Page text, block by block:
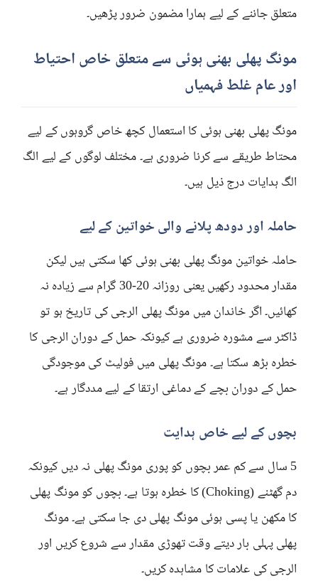
متعلق جاننے کے لیے ہمارا مضمون ضرور پڑھیں۔
مونگ پھلی بھنی ہوئی سے متعلق خاص احتیاط
اور عام غلط فہمیاں
مونگ پھلی بھنی ہوئی کا استعمال کچھ خاص گروہوں کے لیے
محتاط طریقے سے کرنا ضروری ہے۔ مختلف لوگوں کے لیے الگ
الگ ہدایات درج ذیل ہیں۔
حاملہ اور دودھ پلانے والی خواتین کے لیے
حاملہ خواتین مونگ پھلی بھنی ہوئی کھا سکتی ہیں لیکن
مقدار محدود رکھیں یعنی روزانہ 20-30 گرام سے زیادہ نہ
کھائیں۔ اگر خاندان میں مونگ پھلی الرجی کی تاریخ ہو تو
ڈاکٹر سے مشورہ ضروری ہے کیونکہ حمل کے دوران الرجی کا
خطرہ بڑھ سکتا ہے۔ مونگ پھلی میں فولیٹ کی موجودگی
حمل کے دوران بچے کے دماغی ارتقا کے لیے مددگار ہے۔
بچوں کے لیے خاص ہدایت
5 سال سے کم عمر بچوں کو پوری مونگ پھلی نہ دیں کیونکہ
دم گھٹنے (Choking) کا خطرہ ہوتا ہے۔ بچوں کو مونگ پھلی
کا مکھن یا پسی ہوئی مونگ پھلی دی جا سکتی ہے۔ مونگ
پھلی پہلی بار دیتے وقت تھوڑی مقدار سے شروع کریں اور
الرجی کی علامات کا مشاہدہ کریں۔